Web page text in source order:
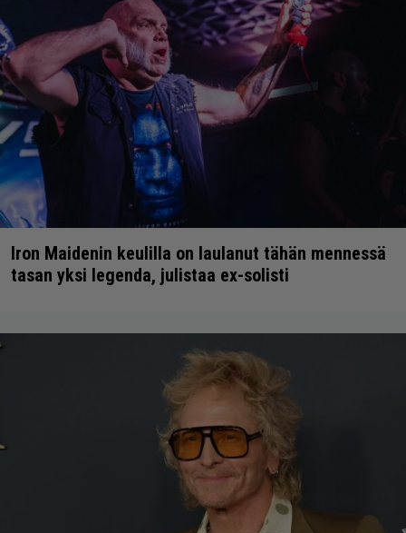
Iron Maidenin keulilla on laulanut tähän mennessä
tasan yksi legenda, julistaa ex-solisti